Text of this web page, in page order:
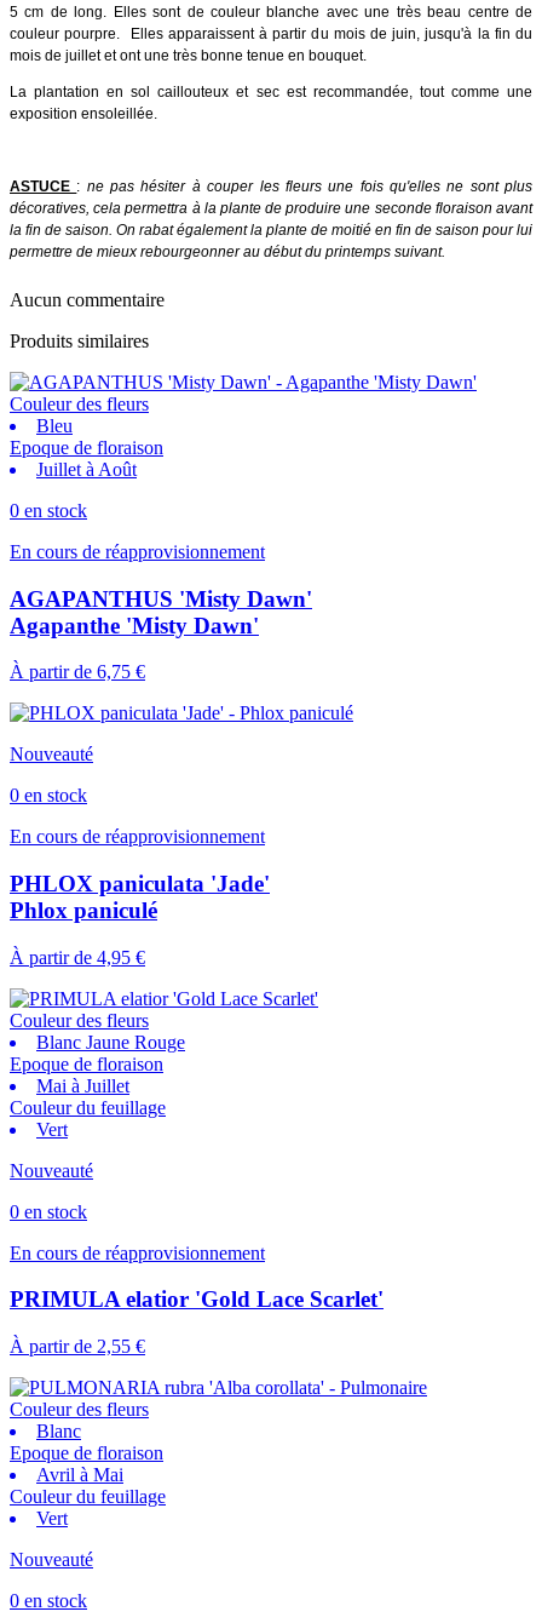
5 cm de long. Elles sont de couleur blanche avec une très beau centre de
couleur pourpre. Elles apparaissent à partir du mois de juin, jusqu'à la fin du
mois de juillet et ont une très bonne tenue en bouquet.
La plantation en sol caillouteux et sec est recommandée, tout comme une
exposition ensoleillée.
ASTUCE : ne pas hésiter à couper les fleurs une fois qu'elles ne sont plus
décoratives, cela permettra à la plante de produire une seconde floraison avant
la fin de saison. On rabat également la plante de moitié en fin de saison pour lui
permettre de mieux rebourgeonner au début du printemps suivant.
Aucun commentaire
Produits similaires
Couleur des fleurs
Bleu
Epoque de floraison
Juillet à Août
0 en stock
En cours de réapprovisionnement
AGAPANTHUS 'Misty Dawn'
Agapanthe 'Misty Dawn'
À partir de 6,75 €
Nouveauté
0 en stock
En cours de réapprovisionnement
PHLOX paniculata 'Jade'
Phlox paniculé
À partir de 4,95 €
Couleur des fleurs
Blanc Jaune Rouge
Epoque de floraison
Mai à Juillet
Couleur du feuillage
Vert
Nouveauté
0 en stock
En cours de réapprovisionnement
PRIMULA elatior 'Gold Lace Scarlet'
À partir de 2,55 €
Couleur des fleurs
Blanc
Epoque de floraison
Avril à Mai
Couleur du feuillage
Vert
Nouveauté
0 en stock